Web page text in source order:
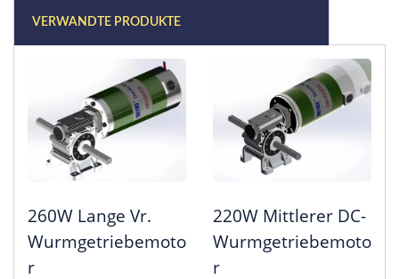
VERWANDTE PRODUKTE
260W Lange Vr.
Wurmgetriebemoto
R
220W Mittlerer DC-
Wurmgetriebemoto
R